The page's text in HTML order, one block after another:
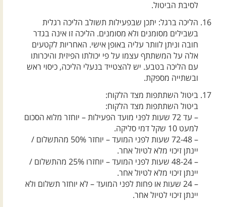
לסיבת הביטול.
הליכה ברגל: יתכן שבפעילות תשולב הליכה רגלית
בשבילים מסומנים ולא מסומנים. הליכה זו אינה בגדר
חובה וניתן לוותר עליה באופן אישי. האחריות לקטעים
אלה על המשתתף עצמו על פי יכולתו הפיזית והיכרותו
עם הליכה בטבע. יש להצטייד בנעלי הליכה, כיסוי ראש
ובשתייה מספקת.
ביטול השתתפות מצד הלקוח:
ביטול השתתפות מצד הלקוח:
– עד 72 שעות לפני מועד הפעילות – יוחזר מלוא הסכום
למעט 10 שקל דמי סליקה.
– 72-48 שעות לפני המועד – יוחזר 50% מהתשלום /
יינתן זיכוי מלא לטיול אחר.
– 48-24 שעות לפני המועד – יוחזרו 25% מהתשלום /
יינתן זיכוי מלא לטיול אחר.
– 24 שעות או פחות לפני המועד – לא יוחזר תשלום ולא
יינתן זיכוי לטיול אחר.